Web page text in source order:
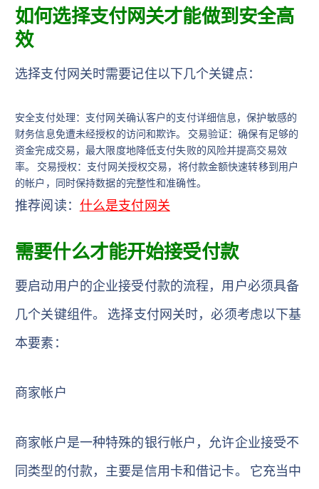
如何选择支付网关才能做到安全高
效
选择支付网关时需要记住以下几个关键点：
安全支付处理：支付网关确认客户的支付详细信息，保护敏感的
财务信息免遭未经授权的访问和欺诈。 交易验证：确保有足够的
资金完成交易，最大限度地降低支付失败的风险并提高交易效
率。 交易授权：支付网关授权交易，将付款金额快速转移到用户
的帐户，同时保持数据的完整性和准确性。
推荐阅读： 什么是支付网关
需要什么才能开始接受付款
要启动用户的企业接受付款的流程，用户必须具备
几个关键组件。 选择支付网关时，必须考虑以下基
本要素：
商家帐户
商家帐户是一种特殊的银行帐户，允许企业接受不
同类型的付款，主要是信用卡和借记卡。 它充当中